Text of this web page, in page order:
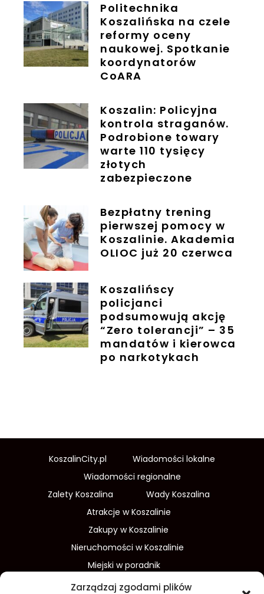
Zarządzaj zgodami plików
Politechnika
Koszalińska na czele
reformy oceny
naukowej. Spotkanie
koordynatorów
CoARA
Koszalin: Policyjna
kontrola straganów.
Podrobione towary
warte 110 tysięcy
złotych
zabezpieczone
Bezpłatny trening
pierwszej pomocy w
Koszalinie. Akademia
OLIOC już 20 czerwca
Koszalińscy
policjanci
podsumowują akcję
“Zero tolerancji” – 35
mandatów i kierowca
po narkotykach
KoszalinCity.pl
Wiadomości lokalne
Wiadomości regionalne
Zalety Koszalina
Wady Koszalina
Atrakcje w Koszalinie
Zakupy w Koszalinie
Nieruchomości w Koszalinie
Miejski w poradnik
Wydarzenia w Koszalinie